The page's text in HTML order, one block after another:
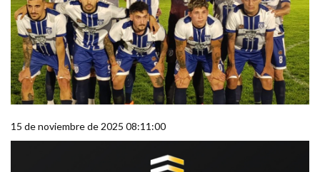
15 de noviembre de 2025 08:11:00